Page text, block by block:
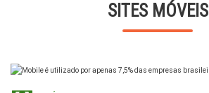
SITES MÓVEIS